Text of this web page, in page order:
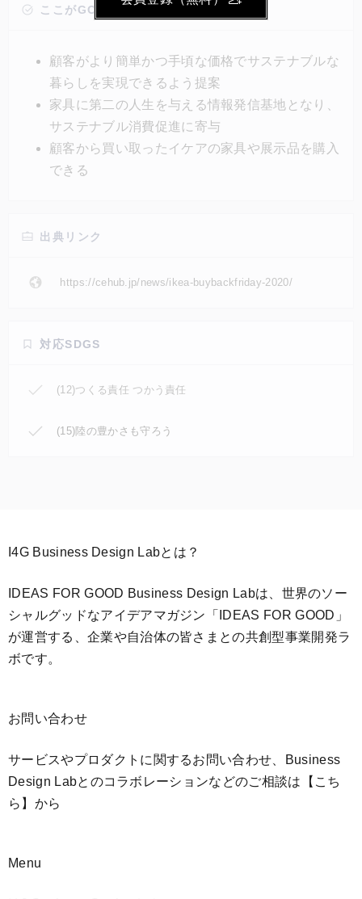
に、全国の他8店舗（仙台・新三郷・立川・Tokyo-
する。家具の組み立てを見学できるコーナーや、商品
のメンテナンス方法などに関するワークショップを設
けている。
ここがGOOD!
顧客がより簡単かつ手頃な価格でサステナブルな
暮らしを実現できるよう提案
家具に第二の人生を与える情報発信基地となり、
サステナブル消費促進に寄与
顧客から買い取ったイケアの家具や展示品を購入
できる
出典リンク
https://cehub.jp/news/ikea-buybackfriday-2020/
対応SDGS
(12)つくる責任 つかう責任
(15)陸の豊かさも守ろう
I4G Business Design Labとは？
IDEAS FOR GOOD Business Design Labは、世界のソー
シャルグッドなアイデアマガジン「IDEAS FOR GOOD」
が運営する、企業や自治体の皆さまとの共創型事業開発ラ
ボです。
お問い合わせ
サービスやプロダクトに関するお問い合わせ、Business
Design Labとのコラボレーションなどのご相談は 【こち
ら】 から
Menu